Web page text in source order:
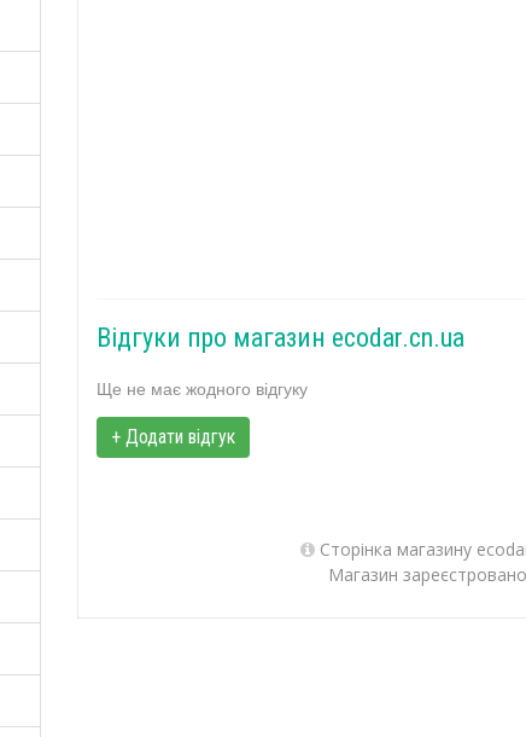
Відгуки про магазин ecodar.cn.ua
Ще не має жодного відгуку
+ Додати відгук
Сторінка магазину
Магазин